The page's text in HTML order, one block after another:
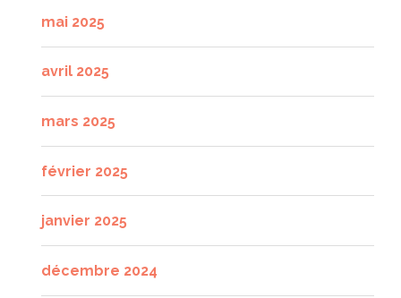
mai 2025
avril 2025
mars 2025
février 2025
janvier 2025
décembre 2024